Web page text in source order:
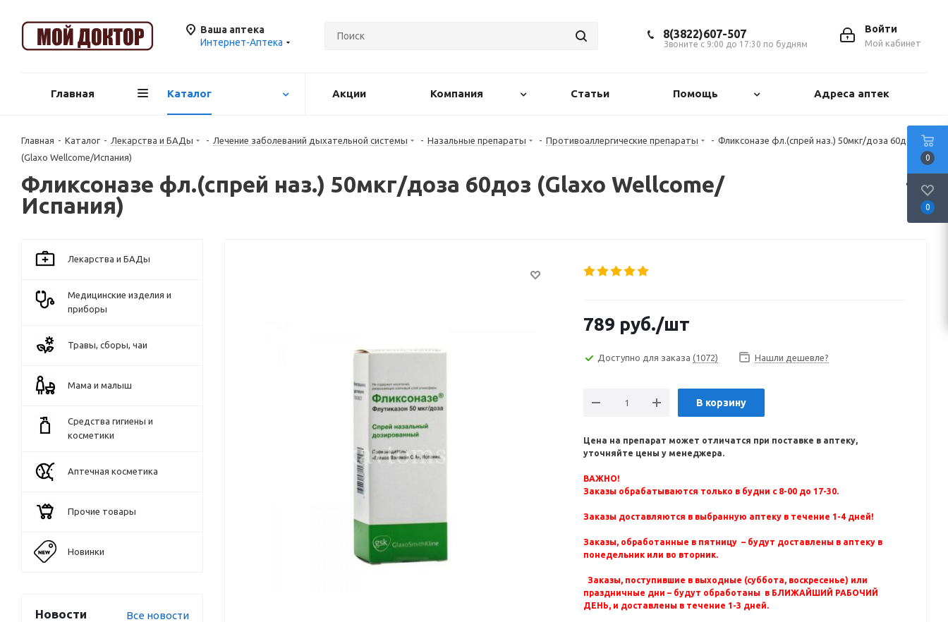
Ваша аптека
Интернет-Аптека
Войти
Мой кабинет
8(3822)607-507
Звоните с 9:00 до 17:30 по будням
Главная Каталог Акции Компания Статьи Помощь Адреса аптек
Главная - Каталог - Лекарства и БАДы - Лечение заболеваний дыхательной системы - Назальные препараты - Противоаллергические препараты - Фликсоназе фл.(спрей наз.) 50мкг/доза 60доз
(Glaxo Wellcome/Испания)
Фликсоназе фл.(спрей наз.) 50мкг/доза 60доз (Glaxo Wellcome/
Испания)
789 руб./шт
Доступно для заказа (1072) Нашли дешевле?
В корзину
Цена на препарат может отличатся при поставке в аптеку,
уточняйте цены у менеджера.
ВАЖНО!
Заказы обрабатываются только в будни с 8-00 до 17-30.
Заказы доставляются в выбранную аптеку в течение 1-4 дней!
Заказы, обработанные в пятницу – будут доставлены в аптеку в
понедельник или во вторник.
Заказы, поступившие в выходные (суббота, воскресенье) или
праздничные дни – будут обработаны в БЛИЖАЙШИЙ РАБОЧИЙ
ДЕНЬ, и доставлены в течение 1-3 дней.
Лекарства и БАДы
Медицинские изделия и
приборы
Травы, сборы, чаи
Мама и малыш
Средства гигиены и
косметики
Аптечная косметика
Прочие товары
Новинки
Новости Все новости
0
0